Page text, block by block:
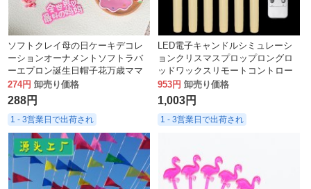
ソフトクレイ母の日ケーキデコレ
ーションオーナメントソフトラバ
ーエプロン誕生日帽子花万歳ママ
ドレスアッププラグイン
274円 卸売り価格
288円
1 - 3営業日で出荷され
LED電子キャンドルシミュレーシ
ョンクリスマスプロップロングロ
ッドワックスリモートコントロー
ルキャンドル雰囲気
953円 卸売り価格
1,003円
1 - 3営業日で出荷され